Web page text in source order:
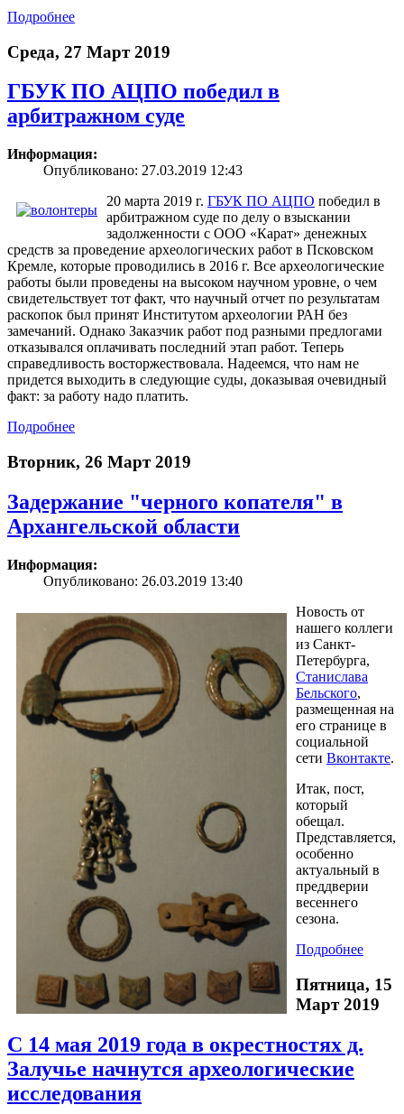
Подробнее
Среда, 27 Март 2019
ГБУК ПО АЦПО победил в
арбитражном суде
Информация:
Опубликовано: 27.03.2019 12:43
20 марта 2019 г. ГБУК ПО АЦПО победил в
арбитражном суде по делу о взыскании
задолженности с ООО «Карат» денежных
средств за проведение археологических работ в Псковском
Кремле, которые проводились в 2016 г. Все археологические
работы были проведены на высоком научном уровне, о чем
свидетельствует тот факт, что научный отчет по результатам
раскопок был принят Институтом археологии РАН без
замечаний. Однако Заказчик работ под разными предлогами
отказывался оплачивать последний этап работ. Теперь
справедливость восторжествовала. Надеемся, что нам не
придется выходить в следующие суды, доказывая очевидный
факт: за работу надо платить.
Подробнее
Вторник, 26 Март 2019
Задержание "черного копателя" в
Архангельской области
Информация:
Опубликовано: 26.03.2019 13:40
Новость от
нашего коллеги
из Санкт-
Петербурга,
Станислава
Бельского,
размещенная на
его странице в
социальной
сети Вконтакте.
Итак, пост,
который
обещал.
Представляется,
особенно
актуальный в
преддверии
весеннего
сезона.
Подробнее
Пятница, 15
Март 2019
С 14 мая 2019 года в окрестностях д.
Залучье начнутся археологические
исследования